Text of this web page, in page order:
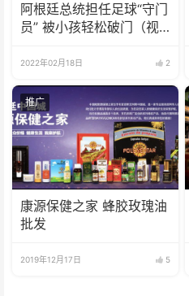
阿根廷总统担任足球“守门
员” 被小孩轻松破门（视
2022年02月18日 2
推广
康源保健之家 蜂胶玫瑰油
批发
2019年12月17日 5